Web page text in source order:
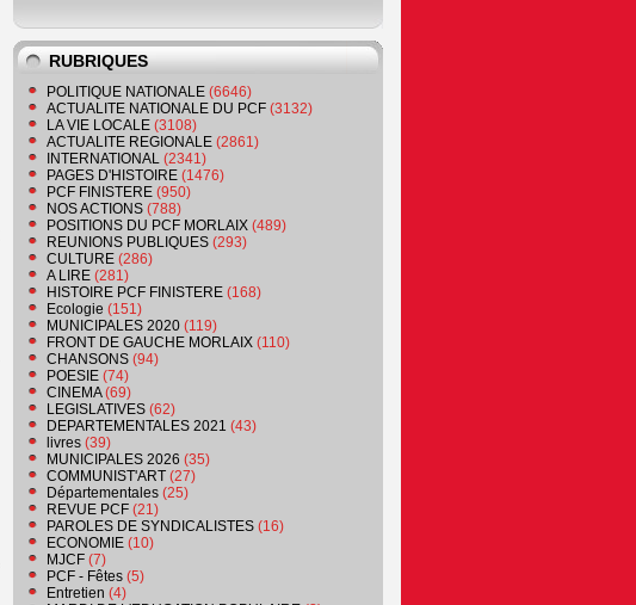
RUBRIQUES
POLITIQUE NATIONALE (6646)
ACTUALITE NATIONALE DU PCF (3132)
LA VIE LOCALE (3108)
ACTUALITE REGIONALE (2861)
INTERNATIONAL (2341)
PAGES D'HISTOIRE (1476)
PCF FINISTERE (950)
NOS ACTIONS (788)
POSITIONS DU PCF MORLAIX (489)
REUNIONS PUBLIQUES (293)
CULTURE (286)
A LIRE (281)
HISTOIRE PCF FINISTERE (168)
Ecologie (151)
MUNICIPALES 2020 (119)
FRONT DE GAUCHE MORLAIX (110)
CHANSONS (94)
POESIE (74)
CINEMA(69)
LEGISLATIVES (62)
DEPARTEMENTALES 2021 (43)
livres (39)
MUNICIPALES 2026 (35)
COMMUNIST'ART (27)
Départementales (25)
REVUE PCF (21)
PAROLES DE SYNDICALISTES (16)
ECONOMIE (10)
MJCF (7)
PCF - Fêtes (5)
Entretien (4)